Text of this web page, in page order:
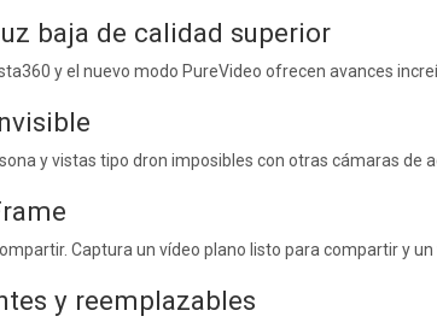
baja de calidad superior
y el nuevo modo PureVideo ofrecen avances
y vistas tipo dron imposibles con otras cámaras de
Captura un vídeo plano listo para compartir y
y reemplazables